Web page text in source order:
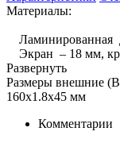
Материалы:
Экран – 18 мм,
Развернуть
Размеры внешние
160x1.8x45 мм
Комментарии